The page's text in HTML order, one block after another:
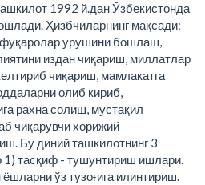
1992 й.дан Ўзбекистонда
Ҳизбчиларнинг мақсади:
урушини бошлаш,
издан чиқариш, миллатлар
чиқариш, мамлакатга
олиб кириб,
рахна солиш, мустақил
чиқарувчи хорижий
Бу диний ташкилотнинг 3
1) тасқиф - тушунтириш ишлари.
ўз тузоғига илинтириш.